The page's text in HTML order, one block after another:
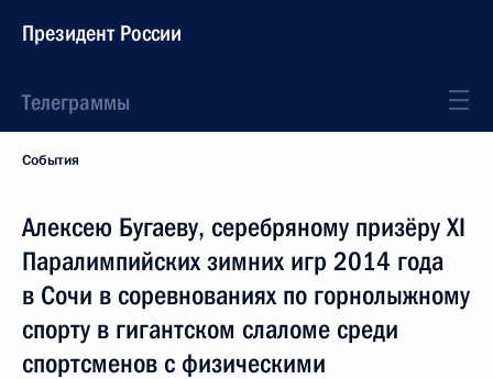
Президент России
Телеграммы
События
Алексею Бугаеву, серебряному призёру XI
Паралимпийских зимних игр 2014 года
в Сочи в соревнованиях по горнолыжному
спорту в гигантском слаломе среди
спортсменов с физическими